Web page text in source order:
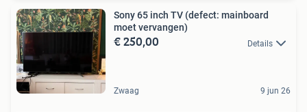
Sony 65 inch TV (defect: mainboard
moet vervangen)
€ 250,00 Details
Zwaag 9 jun 26